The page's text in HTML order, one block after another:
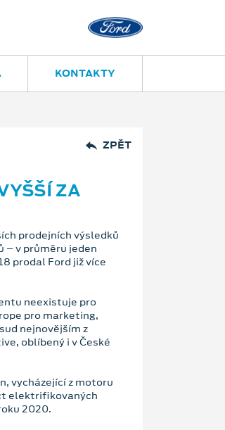
KONTAKTY
ZPĚT
ZA
prodejních výsledků
– v průměru jeden
prodal Ford již více
neexistuje pro
pro marketing,
nejnovějším z
oblíbený i v České
vycházející z motoru
elektrifikovaných
2020.